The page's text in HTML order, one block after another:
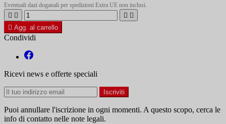
Eventuali dazi doganali per spedizioni Extra UE non inclusi.
   
 Agg. al carrello
Condividi
Ricevi news e offerte speciali
Puoi annullare l'iscrizione in ogni momenti. A questo scopo, cerca le
info di contatto nelle note legali.